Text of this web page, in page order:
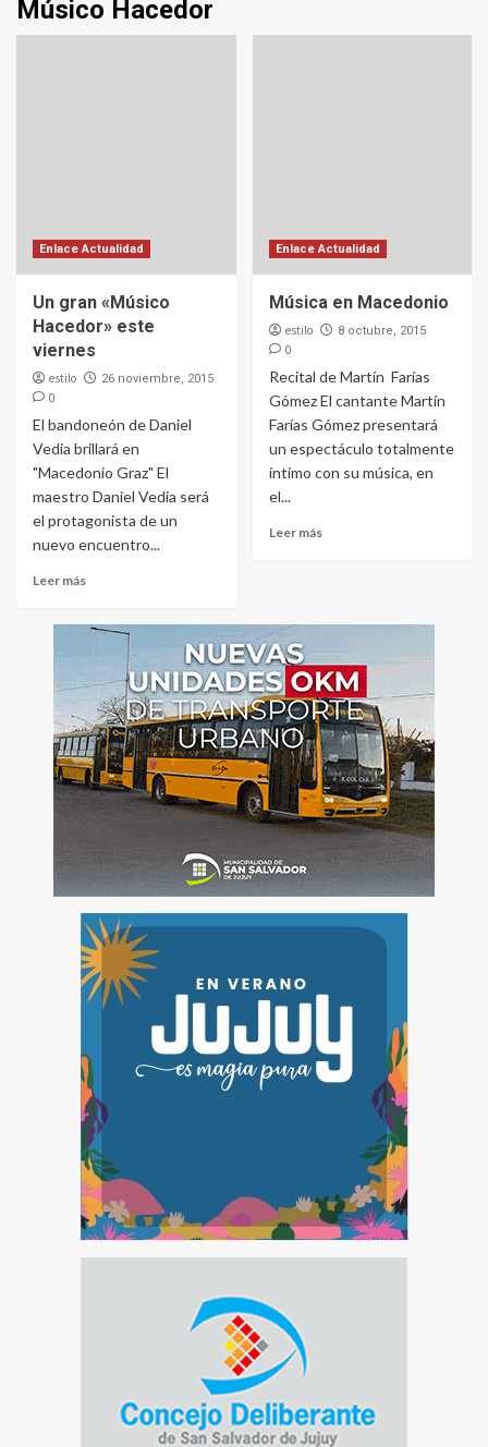
Músico Hacedor
Enlace Actualidad
Un gran «Músico
Hacedor» este
viernes
estilo 26 noviembre, 2015
0
El bandoneón de Daniel
Vedia brillará en
"Macedonio Graz" El
maestro Daniel Vedia será
el protagonista de un
nuevo encuentro...
Leer más
Enlace Actualidad
Música en Macedonio
estilo 8 octubre, 2015
0
Recital de Martín Farías
Gómez El cantante Martín
Farías Gómez presentará
un espectáculo totalmente
íntimo con su música, en
el...
Leer más